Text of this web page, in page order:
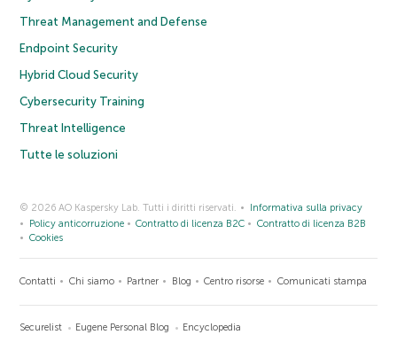
Threat Management and Defense
Endpoint Security
Hybrid Cloud Security
Cybersecurity Training
Threat Intelligence
Tutte le soluzioni
© 2026 AO Kaspersky Lab. Tutti i diritti riservati.
Informativa sulla privacy
Policy anticorruzione
Contratto di licenza B2C
Contratto di licenza B2B
Cookies
Contatti Chi siamo Partner Blog Centro risorse Comunicati stampa
Securelist Eugene Personal Blog Encyclopedia